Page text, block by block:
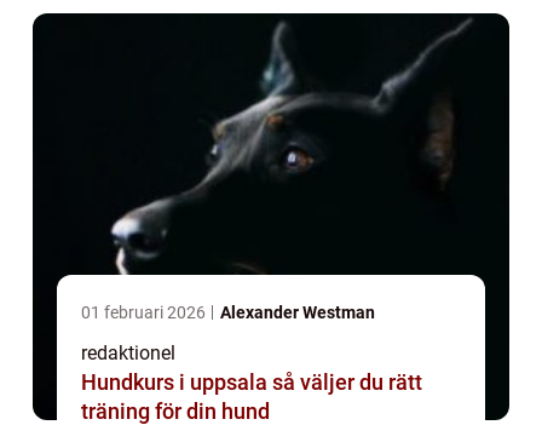
01 februari 2026 Alexander Westman
redaktionel
Hundkurs i uppsala så väljer du rätt
träning för din hund